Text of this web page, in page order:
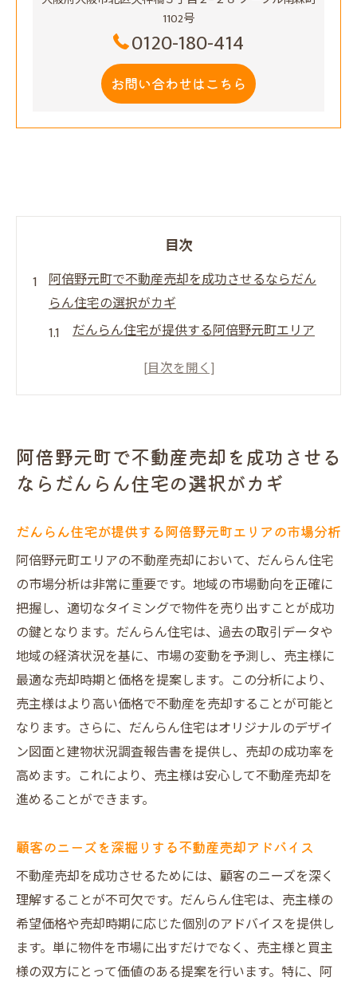
1102号
0120-180-414
お問い合わせはこちら
目次
阿倍野元町で不動産売却を成功させるならだん
らん住宅の選択がカギ
だんらん住宅が提供する阿倍野元町エリア
特性
だんらん住宅の評判が高い理由と成功事例
イント
地域密着型の不動産会社を選ぶメリット
プレミアム戦略で不動産売却を加速させる方法
プレミアム戦略とは何か？不動産売却の新
たな潮流
成功する不動産売却に必要なステップと計
画
売却を加速するためのプレミアム戦略の活
用法
プレミアム戦略で競争を優位に進めるテク
ニック
導入
リスクを最小限に抑えるためのプレミアム
戦略
だんらん住宅のオリジナルデザイン図面が集客
力を倍増させる理由
オリジナルデザイン図面の特徴と利点
阿倍野元町で不動産売却を成功させる
ならだんらん住宅の選択がカギ
だんらん住宅が提供する阿倍野元町エリアの市場分析
阿倍野元町エリアの不動産売却において、だんらん住宅
の市場分析は非常に重要です。地域の市場動向を正確に
把握し、適切なタイミングで物件を売り出すことが成功
の鍵となります。だんらん住宅は、過去の取引データや
地域の経済状況を基に、市場の変動を予測し、売主様に
最適な売却時期と価格を提案します。この分析により、
売主様はより高い価格で不動産を売却することが可能と
なります。さらに、だんらん住宅はオリジナルのデザイ
ン図面と建物状況調査報告書を提供し、売却の成功率を
高めます。これにより、売主様は安心して不動産売却を
進めることができます。
顧客のニーズを深掘りする不動産売却アドバイス
不動産売却を成功させるためには、顧客のニーズを深く
理解することが不可欠です。だんらん住宅は、売主様の
希望価格や売却時期に応じた個別のアドバイスを提供し
ます。単に物件を市場に出すだけでなく、売主様と買主
様の双方にとって価値のある提案を行います。特に、阿